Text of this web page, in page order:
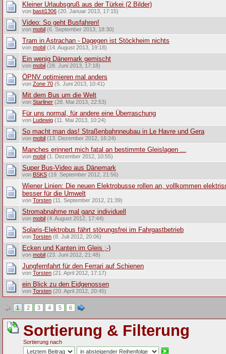
Kleiner Urlaubsgruß aus der Türkei (2 Bilder)
von basti1306(20. Januar 2013, 17:15)
Video: So geht Busfahren!
von mobil (6. September 2013, 18:30)
Tram in Astrachan - Dagegen ist Stöckheim nichts
von mobil (14. August 2013, 19:18)
Ein wenig Dänemark gemischt
von mobil (28. Juni 2013, 17:18)
ÖPNV optimieren mal anders
von Zone 70(5. Juni 2013, 10:41)
Mit dem Bus um die Welt
von Starliner(28. Mai 2013, 22:53)
Für uns normal, für andere eine Überraschung
von Ludewig(11. Mai 2013, 10:24)
So macht man das! Straßenbahnneubau in Le Havre und Gera
von mobil (13. Dezember 2012, 16:24)
Manches erinnert mich fatal an bestimmte Gleislagen ...
von mobil (1. Dezember 2012, 10:55)
Super Bus-Video aus Dänemark
von BSKS(19. September 2012, 21:56)
Wiener Linien: Die neuen Elektrobusse rollen an, vollkommen
besser für die Umwelt
von Torsten(11. September 2012, 21:39)
Stromabnahme mal ganz individuell
von mobil (4. August 2012, 17:44)
Solaris-Elektrobus fährt störungsfrei im Fahrgastbetrieb
von Torsten(8. Juli 2012, 20:06)
Ecken und Kanten im Gleis ;-)
von mobil (23. Juni 2012, 21:48)
Jungfernfahrt für den Ferrari auf Schienen
von Torsten(21. April 2012, 17:17)
ein Blick zu den Eidgenossen
von Torsten(20. April 2012, 20:45)
1 2 3 4 5 6
Sortierung & Filterung
Sortierung nach